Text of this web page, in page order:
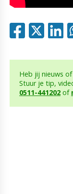
Heb jij nieuws
Stuur je tip,
0511-441202 of